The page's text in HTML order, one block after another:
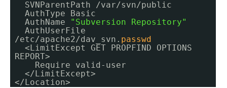
SVNParentPath /var/svn/public
AuthType Basic
AuthName
"Subversion Repository"
AuthUserFile
/etc/apache2/dav_svn. passwd
<LimitExcept GET PROPFIND OPTIONS
REPORT>
Require valid-user
</LimitExcept>
</Location>